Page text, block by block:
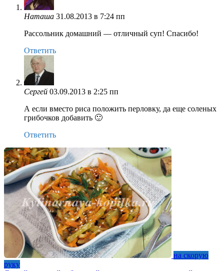
Наташа 31.08.2013 в 7:24 пп
Рассольник домашний — отличный суп! Спасибо!
Ответить
Сергей 03.09.2013 в 2:25 пп
А если вместо риса положить перловку, да еще соленых
грибочков добавить 🙂
Ответить
на скорую
руку